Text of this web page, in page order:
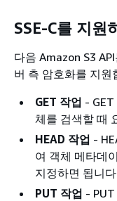
SSE-C를 지원
다음 Amazon S3
버 측 암호화를 지원
GET 작업 - GET
체를 검색할 때
HEAD 작업 -
여 객체 메타데
지정하면 됩니
PUT 작업 -